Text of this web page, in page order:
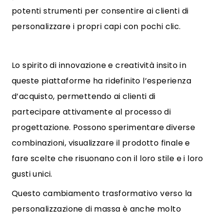
potenti strumenti per consentire ai clienti di
personalizzare i propri capi con pochi clic.
Lo spirito di innovazione e creatività insito in
queste piattaforme ha ridefinito l’esperienza
d’acquisto, permettendo ai clienti di
partecipare attivamente al processo di
progettazione. Possono sperimentare diverse
combinazioni, visualizzare il prodotto finale e
fare scelte che risuonano con il loro stile e i loro
gusti unici.
Questo cambiamento trasformativo verso la
personalizzazione di massa è anche molto